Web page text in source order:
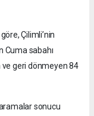
Çilimli’nin
Cuma sabahı
ve geri dönmeyen 84
sonucu